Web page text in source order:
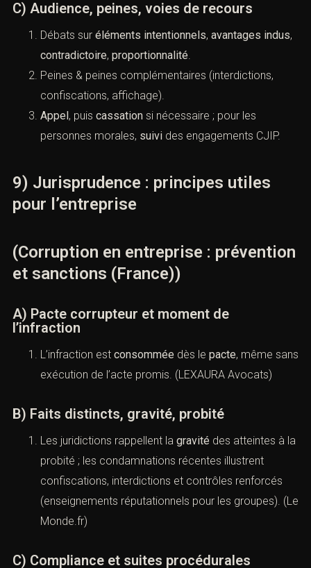
d’organe ou représentant) +CJIP en option.
(Légifrance
)
Articulation avec
sanctions administratives AFA
(programme insuffisant). (
Légifrance
C) Audience, peines, voies de recours
Débats sur éléments intentionnels,avantages
Peines & peines complémentaires (interdictions,
confiscations, affichage).
cassation
9) Jurisprudence : principes utiles
pour l’entreprise
(Corruption en entreprise :
prévention et sanctions (France))
A) Pacte corrupteur et moment de
l’infraction
L’infraction est consommée dès le pacte
, même
sans exécution de l’acte promis. (
LEXAURA
Avocats
Les juridictions rappellent lagravité des atteintes à